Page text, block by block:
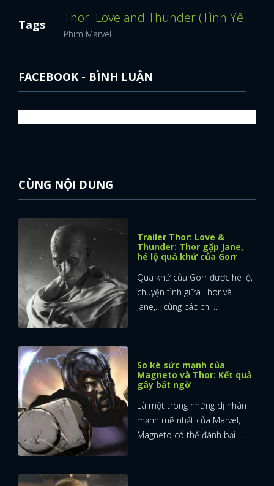
FACEBOOK GOOGLE
Tags Thor: Love and Thunder (Tình Yêu Và
Phim Marvel
FACEBOOK - BÌNH LUẬN
CÙNG NỘI DUNG
Trailer Thor: Love &
Thunder: Thor gặp Jane,
hé lộ quá khứ của Gorr
Quá khứ của Gorr được hé lộ,
chuyện tình giữa Thor và
Jane,... cùng các chi ...
So kè sức mạnh của
Magneto và Thor: Kết quả
gây bất ngờ
Là một trong những dị nhân
mạnh mẽ nhất của Marvel,
Magneto có thể đánh bại ...